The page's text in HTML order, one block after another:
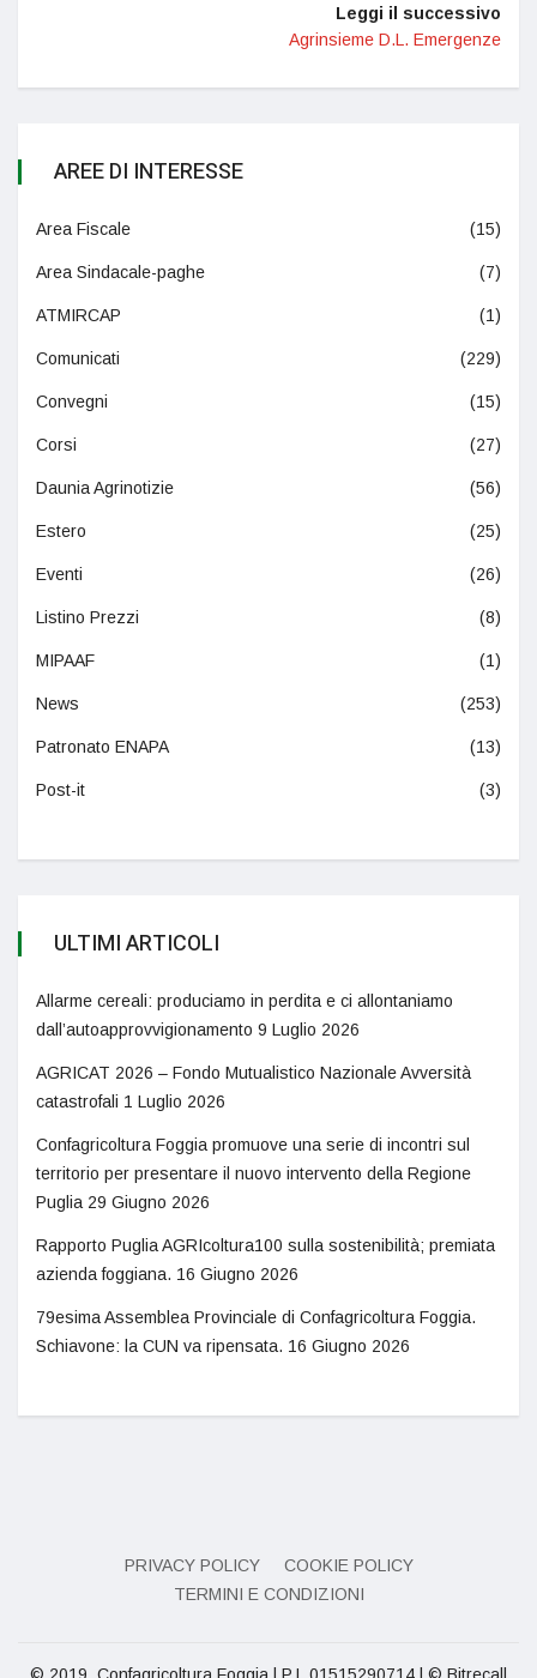
Leggi il successivo
Agrinsieme D.L. Emergenze
AREE DI INTERESSE
Area Fiscale (15)
Area Sindacale-paghe (7)
ATMIRCAP (1)
Comunicati (229)
Convegni (15)
Corsi (27)
Daunia Agrinotizie (56)
Estero (25)
Eventi (26)
Listino Prezzi (8)
MIPAAF (1)
News (253)
Patronato ENAPA (13)
Post-it (3)
ULTIMI ARTICOLI
Allarme cereali: produciamo in perdita e ci allontaniamo
dall’autoapprovvigionamento 9 Luglio 2026
AGRICAT 2026 – Fondo Mutualistico Nazionale Avversità
catastrofali 1 Luglio 2026
Confagricoltura Foggia promuove una serie di incontri sul
territorio per presentare il nuovo intervento della Regione
Puglia 29 Giugno 2026
Rapporto Puglia AGRIcoltura100 sulla sostenibilità; premiata
azienda foggiana. 16 Giugno 2026
79esima Assemblea Provinciale di Confagricoltura Foggia.
Schiavone: la CUN va ripensata. 16 Giugno 2026
PRIVACY POLICY
COOKIE POLICY
TERMINI E CONDIZIONI